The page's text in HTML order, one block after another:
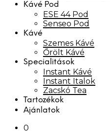
Kávé Pod
ESE 44 Pod
Senseo Pod
Kávé
Szemes Kávé
Őrölt Kávé
Specialitások
Instant Kávé
Instant Italok
Zacskó Tea
Tartozékok
Ajánlatok
0